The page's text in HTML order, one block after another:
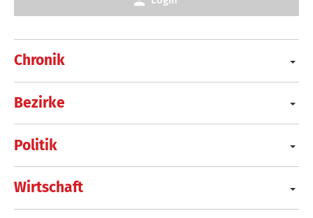
Chronik
Bezirke
Politik
Wirtschaft